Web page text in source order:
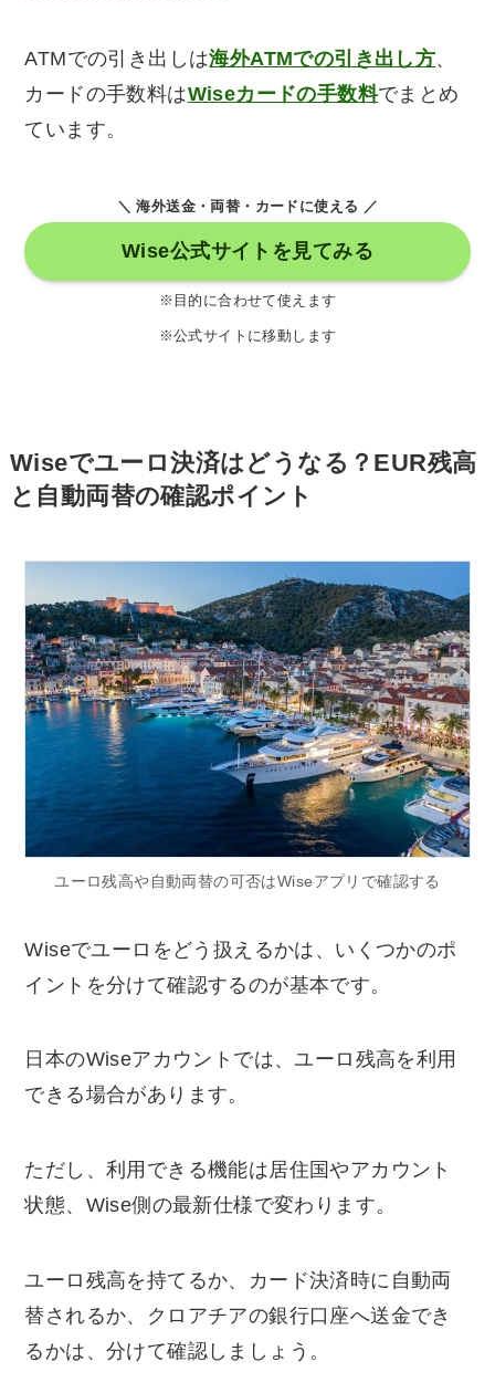
ATMでの引き出しは海外ATMでの引き出し方、
カードの手数料はWiseカードの手数料でまとめ
ています。
＼ 海外送金・両替・カードに使える ／
Wise公式サイトを見てみる
※目的に合わせて使えます
※公式サイトに移動します
Wiseでユーロ決済はどうなる？EUR残高
と自動両替の確認ポイント
ユーロ残高や自動両替の可否はWiseアプリで確認する
Wiseでユーロをどう扱えるかは、いくつかのポ
イントを分けて確認するのが基本です。
日本のWiseアカウントでは、ユーロ残高を利用
できる場合があります。
ただし、利用できる機能は居住国やアカウント
状態、Wise側の最新仕様で変わります。
ユーロ残高を持てるか、カード決済時に自動両
替されるか、クロアチアの銀行口座へ送金でき
るかは、分けて確認しましょう。